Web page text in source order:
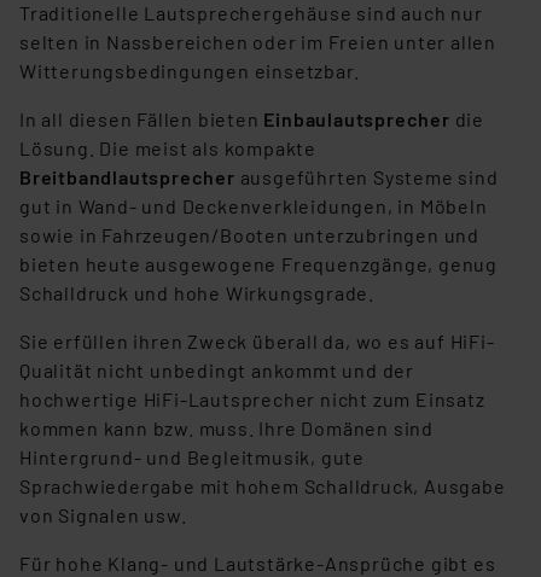
Traditionelle Lautsprechergehäuse sind auch nur
selten in Nassbereichen oder im Freien unter allen
Witterungsbedingungen einsetzbar.
In all diesen Fällen bieten Einbaulautsprecher die
Lösung. Die meist als kompakte
Breitbandlautsprecher ausgeführten Systeme sind
gut in Wand- und Deckenverkleidungen, in Möbeln
sowie in Fahrzeugen/Booten unterzubringen und
bieten heute ausgewogene Frequenzgänge, genug
Schalldruck und hohe Wirkungsgrade.
Sie erfüllen ihren Zweck überall da, wo es auf HiFi-
Qualität nicht unbedingt ankommt und der
hochwertige HiFi-Lautsprecher nicht zum Einsatz
kommen kann bzw. muss. Ihre Domänen sind
Hintergrund- und Begleitmusik, gute
Sprachwiedergabe mit hohem Schalldruck, Ausgabe
von Signalen usw.
Für hohe Klang- und Lautstärke-Ansprüche gibt es